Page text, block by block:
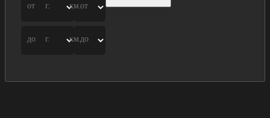
от г.
до г.
от
км.
до
км.